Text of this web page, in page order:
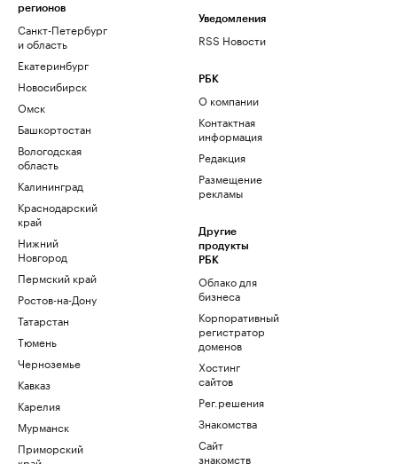
регионов
Санкт-Петербург
и область
Екатеринбург
Новосибирск
Омск
Башкортостан
Вологодская
область
Калининград
Краснодарский
край
Нижний
Новгород
Пермский край
Ростов-на-Дону
Татарстан
Тюмень
Черноземье
Кавказ
Карелия
Мурманск
Приморский
Уведомления
RSS Новости
РБК
О компании
Контактная
информация
Редакция
Размещение
рекламы
Другие
продукты
РБК
Облако для
бизнеса
Корпоративный
регистратор
доменов
Хостинг
сайтов
Рег.решения
Знакомства
Сайт
знакомств